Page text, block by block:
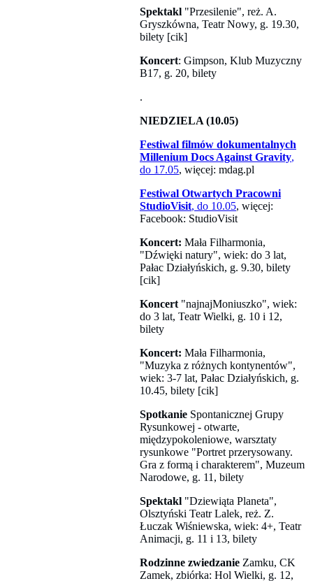
Spektakl "Przesilenie", reż. A.
Gryszkówna, Teatr Nowy, g. 19.30,
bilety [cik]
Koncert: Gimpson, Klub Muzyczny
B17, g. 20, bilety
.
NIEDZIELA (10.05)
Festiwal filmów dokumentalnych
Millenium Docs Against Gravity,
do 17.05, więcej: mdag.pl
Festiwal Otwartych Pracowni
StudioVisit, do 10.05, więcej:
Facebook: StudioVisit
Koncert: Mała Filharmonia,
"Dźwięki natury", wiek: do 3 lat,
Pałac Działyńskich, g. 9.30, bilety
[cik]
Koncert "najnajMoniuszko", wiek:
do 3 lat, Teatr Wielki, g. 10 i 12,
bilety
Koncert: Mała Filharmonia,
"Muzyka z różnych kontynentów",
wiek: 3-7 lat, Pałac Działyńskich, g.
10.45, bilety [cik]
Spotkanie Spontanicznej Grupy
Rysunkowej - otwarte,
międzypokoleniowe, warsztaty
rysunkowe "Portret przerysowany.
Gra z formą i charakterem", Muzeum
Narodowe, g. 11, bilety
Spektakl "Dziewiąta Planeta",
Olsztyński Teatr Lalek, reż. Z.
Łuczak Wiśniewska, wiek: 4+, Teatr
Animacji, g. 11 i 13, bilety
Rodzinne zwiedzanie Zamku, CK
Zamek, zbiórka: Hol Wielki, g. 12,